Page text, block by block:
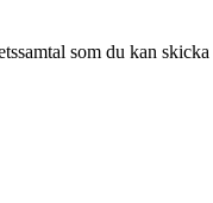
som du kan